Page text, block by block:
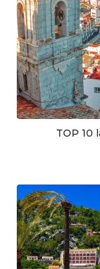
TOP 10